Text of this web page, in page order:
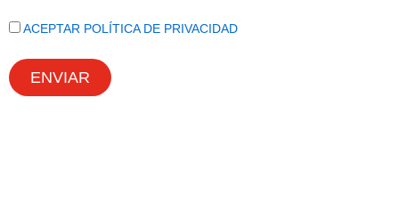
ACEPTAR POLÍTICA DE PRIVACIDAD